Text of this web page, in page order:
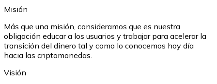
Misión
Más que una misión, consideramos que es nuestra
obligación educar a los usuarios y trabajar para acelerar la
transición del dinero tal y como lo conocemos hoy día
hacia las criptomonedas.
Visión